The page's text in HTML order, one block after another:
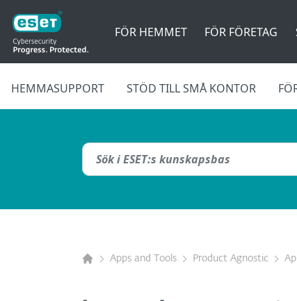
FÖR HEMMET FÖR FÖRETAG
HEMMASUPPORT STÖD TILL SMÅ KONTOR
Apps and Tools Product Agnostic